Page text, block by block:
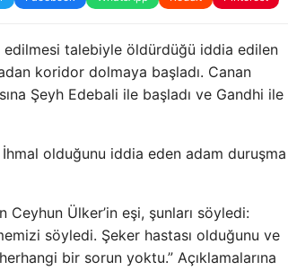
edilmesi talebiyle öldürdüğü iddia edilen
koridor dolmaya başladı. Canan
Şeyh Edebali ile başladı ve Gandhi ile
olduğunu iddia eden adam duruşma
Ceyhun Ülker’in eşi, şunları söyledi:
söyledi. Şeker hastası olduğunu ve
bir sorun yoktu.” Açıklamalarına